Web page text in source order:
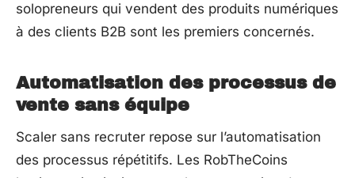
solopreneurs qui vendent des produits numériques
à des clients B2B sont les premiers concernés.
Automatisation des processus de
vente sans équipe
Scaler sans recruter repose sur l’automatisation
des processus répétitifs. Les RobTheCoins